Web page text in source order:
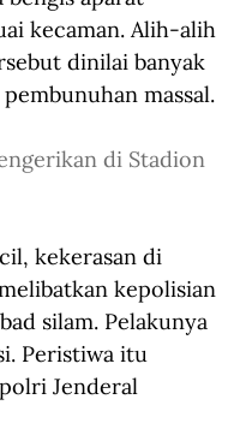
kecaman. Alih-alih
dinilai banyak
massal.
di Stadion
kekerasan di
kepolisian
silam. Pelakunya
Peristiwa itu
Jenderal